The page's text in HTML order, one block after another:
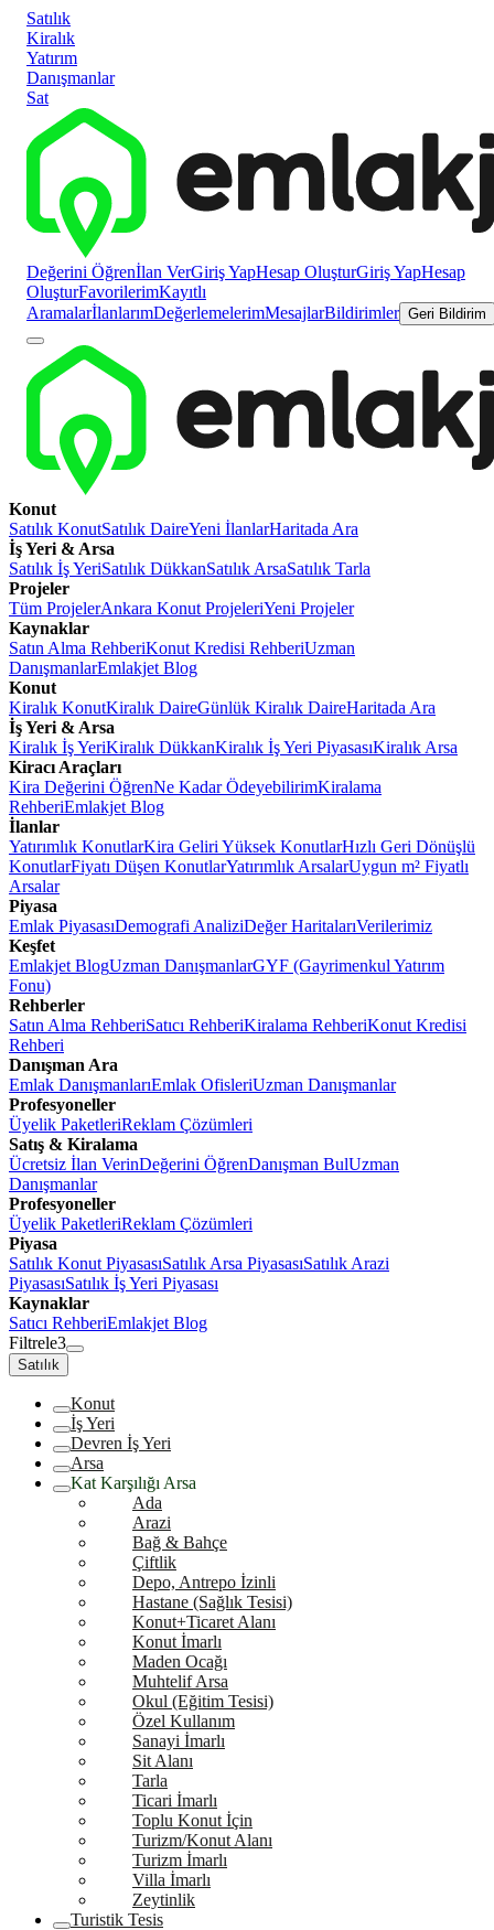
Satılık
Kiralık
Yatırım
Danışmanlar
Sat
Değerini Öğrenİlan VerGiriş YapHesap OluşturGiriş YapHesap
OluşturFavorilerimKayıtlı
AramalarİlanlarımDeğerlemelerimMesajlarBildirimler Geri Bildirim
Konut
Satılık KonutSatılık DaireYeni İlanlarHaritada Ara
İş Yeri & Arsa
Satılık İş YeriSatılık DükkanSatılık ArsaSatılık Tarla
Projeler
Tüm ProjelerAnkara Konut ProjeleriYeni Projeler
Kaynaklar
Satın Alma RehberiKonut Kredisi RehberiUzman
DanışmanlarEmlakjet Blog
Konut
Kiralık KonutKiralık DaireGünlük Kiralık DaireHaritada Ara
İş Yeri & Arsa
Kiralık İş YeriKiralık DükkanKiralık İş Yeri PiyasasıKiralık Arsa
Kiracı Araçları
Kira Değerini ÖğrenNe Kadar ÖdeyebilirimKiralama
RehberiEmlakjet Blog
İlanlar
Yatırımlık KonutlarKira Geliri Yüksek KonutlarHızlı Geri Dönüşlü
KonutlarFiyatı Düşen KonutlarYatırımlık ArsalarUygun m² Fiyatlı
Arsalar
Piyasa
Emlak PiyasasıDemografi AnaliziDeğer HaritalarıVerilerimiz
Keşfet
Emlakjet BlogUzman DanışmanlarGYF (Gayrimenkul Yatırım
Fonu)
Rehberler
Satın Alma RehberiSatıcı RehberiKiralama RehberiKonut Kredisi
Rehberi
Danışman Ara
Emlak DanışmanlarıEmlak OfisleriUzman Danışmanlar
Profesyoneller
Üyelik PaketleriReklam Çözümleri
Satış & Kiralama
Ücretsiz İlan VerinDeğerini ÖğrenDanışman BulUzman
Danışmanlar
Profesyoneller
Üyelik PaketleriReklam Çözümleri
Piyasa
Satılık Konut PiyasasıSatılık Arsa PiyasasıSatılık Arazi
PiyasasıSatılık İş Yeri Piyasası
Kaynaklar
Satıcı RehberiEmlakjet Blog
Filtrele3
Satılık
Konut
İş Yeri
Devren İş Yeri
Arsa
Kat Karşılığı Arsa
Ada
Arazi
Bağ & Bahçe
Çiftlik
Depo, Antrepo İzinli
Hastane (Sağlık Tesisi)
Konut+Ticaret Alanı
Konut İmarlı
Maden Ocağı
Muhtelif Arsa
Okul (Eğitim Tesisi)
Özel Kullanım
Sanayi İmarlı
Sit Alanı
Tarla
Ticari İmarlı
Toplu Konut İçin
Turizm/Konut Alanı
Turizm İmarlı
Villa İmarlı
Zeytinlik
Turistik Tesis